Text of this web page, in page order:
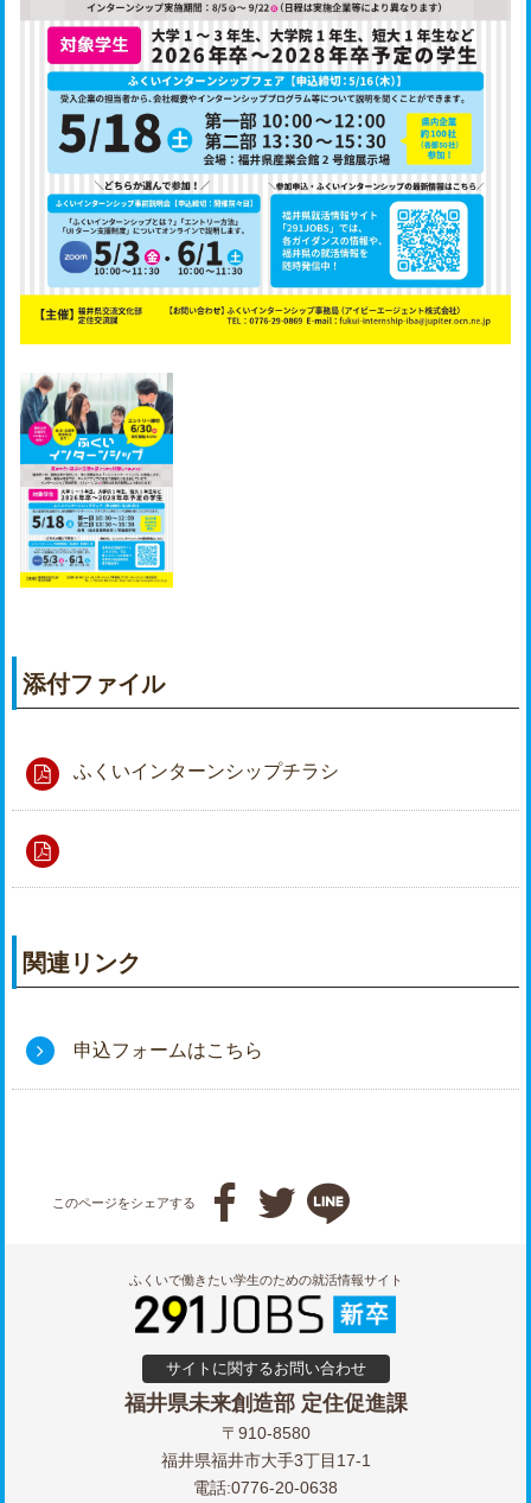
添付ファイル
ふくいインターンシップチラシ
関連リンク
申込フォームはこちら
このページをシェアする   
ふくいで働きたい学生のための就活情報サイト
サイトに関するお問い合わせ
福井県未来創造部 定住促進課
〒910-8580
福井県福井市大手3丁目17-1
電話:0776-20-0638